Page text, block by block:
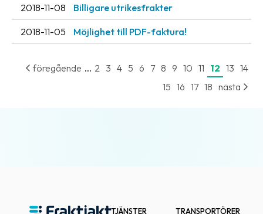
2018-11-08 Billigare utrikesfrakter
2018-11-05 Möjlighet till PDF-faktura!
föregående ... 2 3 4 5 6 7 8 9 10 11 12 13 14
15 16 17 18 nästa
TJÄNSTER
TRANSPORTÖRER